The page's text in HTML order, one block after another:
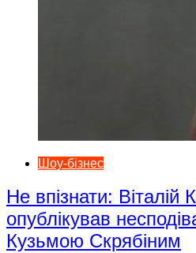
Шоу-бізнес
Не впізнати: Віталій
опублікував
Кузьмою Скрябіним